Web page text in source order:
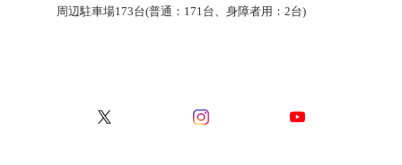
周辺駐車場173台(普通：171台、身障者用：2台)